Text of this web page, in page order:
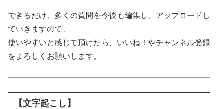
できるだけ、多くの質問を今後も編集し、アップロードし
ていきますので、
使いやすいと感じて頂けたら、いいね！やチャンネル登録
をよろしくお願いします。
【文字起こし】